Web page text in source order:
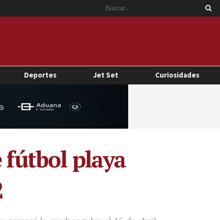
Deportes Jet Set Curiosidades
fútbol playa